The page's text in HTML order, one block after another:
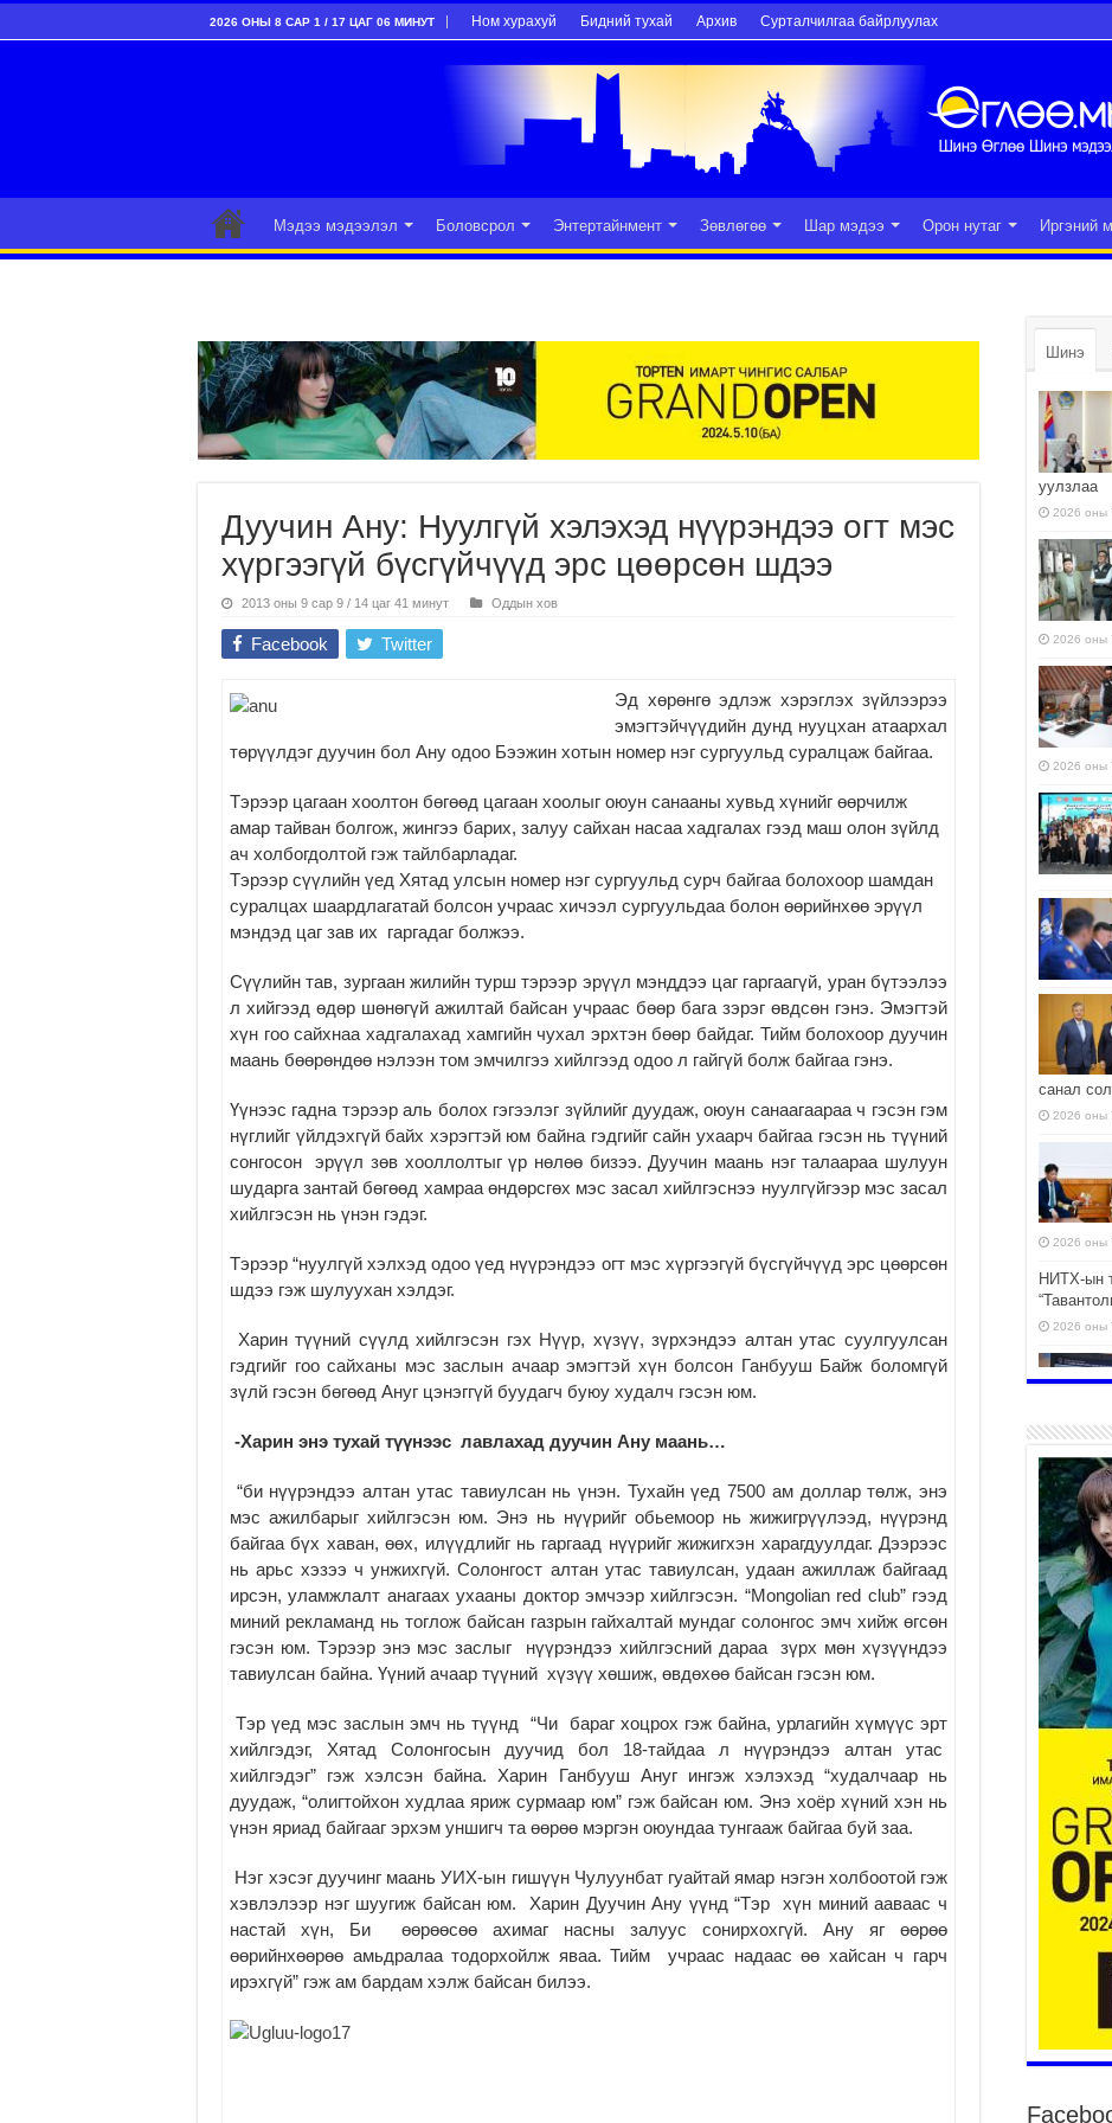
2026 ОНЫ 8 САР 1 / 17 ЦАГ 06 МИНУТ Ном хурахуй Бидний тухай Архив Сурталчилгаа байрлуулах
Мэдээ мэдээлэл Боловсрол Энтертайнмент Зөвлөгөө Шар мэдээ Орон нутаг Иргэний
Дуучин Ану: Нуулгүй хэлэхэд нүүрэндээ огт мэс
хүргээгүй бүсгүйчүүд эрс цөөрсөн шдээ
2013 оны 9 сар 9 / 14 цаг 41 минут Оддын хов
Facebook Twitter
Эд хөрөнгө эдлэж хэрэглэх зүйлээрээ
эмэгтэйчүүдийн дунд нууцхан атаархал
төрүүлдэг дуучин бол Ану одоо Бээжин хотын номер нэг сургуульд суралцаж байгаа.
Тэрээр цагаан хоолтон бөгөөд цагаан хоолыг оюун санааны хувьд хүнийг өөрчилж
амар тайван болгож, жингээ барих, залуу сайхан насаа хадгалах гээд маш олон зүйлд
ач холбогдолтой гэж тайлбарладаг.
Тэрээр сүүлийн үед Хятад улсын номер нэг сургуульд сурч байгаа болохоор шамдан
суралцах шаардлагатай болсон учраас хичээл сургуульдаа болон өөрийнхөө эрүүл
мэндэд цаг зав их гаргадаг болжээ.
Сүүлийн тав, зургаан жилийн турш тэрээр эрүүл мэнддээ цаг гаргаагүй, уран бүтээлээ
л хийгээд өдөр шөнөгүй ажилтай байсан учраас бөөр бага зэрэг өвдсөн гэнэ. Эмэгтэй
хүн гоо сайхнаа хадгалахад хамгийн чухал эрхтэн бөөр байдаг. Тийм болохоор дуучин
маань бөөрөндөө нэлээн том эмчилгээ хийлгээд одоо л гайгүй болж байгаа гэнэ.
Үүнээс гадна тэрээр аль болох гэгээлэг зүйлийг дуудаж, оюун санаагаараа ч гэсэн гэм
нүглийг үйлдэхгүй байх хэрэгтэй юм байна гэдгийг сайн ухаарч байгаа гэсэн нь түүний
сонгосон эрүүл зөв хооллолтыг үр нөлөө бизээ. Дуучин маань нэг талаараа шулуун
шударга зантай бөгөөд хамраа өндөрсгөх мэс засал хийлгэснээ нуулгүйгээр мэс засал
хийлгэсэн нь үнэн гэдэг.
Тэрээр “нуулгүй хэлхэд одоо үед нүүрэндээ огт мэс хүргээгүй бүсгүйчүүд эрс цөөрсөн
шдээ гэж шулуухан хэлдэг.
Харин түүний сүүлд хийлгэсэн гэх Нүүр, хүзүү, зүрхэндээ алтан утас суулгуулсан
гэдгийг гоо сайханы мэс заслын ачаар эмэгтэй хүн болсон Ганбууш Байж боломгүй
зүлй гэсэн бөгөөд Ануг цэнэггүй буудагч буюу худалч гэсэн юм.
-Харин энэ тухай түүнээс лавлахад дуучин Ану маань…
“би нүүрэндээ алтан утас тавиулсан нь үнэн. Тухайн үед 7500 ам доллар төлж, энэ
мэс ажилбарыг хийлгэсэн юм. Энэ нь нүүрийг обьемоор нь жижигрүүлээд, нүүрэнд
байгаа бүх хаван, өөх, илүүдлийг нь гаргаад нүүрийг жижигхэн харагдуулдаг. Дээрээс
нь арьс хэзээ ч унжихгүй. Солонгост алтан утас тавиулсан, удаан ажиллаж байгаад
ирсэн, уламжлалт анагаах ухааны доктор эмчээр хийлгэсэн. “Mongolian red club” гээд
миний рекламанд нь тоглож байсан газрын гайхалтай мундаг солонгос эмч хийж өгсөн
гэсэн юм. Тэрээр энэ мэс заслыг нүүрэндээ хийлгэсний дараа зүрх мөн хүзүүндээ
тавиулсан байна. Үүний ачаар түүний хүзүү хөшиж, өвдөхөө байсан гэсэн юм.
Тэр үед мэс заслын эмч нь түүнд “Чи бараг хоцрох гэж байна, урлагийн хүмүүс эрт
хийлгэдэг, Хятад Солонгосын дуучид бол 18-тайдаа л нүүрэндээ алтан утас
хийлгэдэг” гэж хэлсэн байна. Харин Ганбууш Ануг ингэж хэлэхэд “худалчаар нь
дуудаж, “олигтойхон худлаа яриж сурмаар юм” гэж байсан юм. Энэ хоёр хүний хэн нь
үнэн яриад байгааг эрхэм уншигч та өөрөө мэргэн оюундаа тунгааж байгаа буй заа.
Нэг хэсэг дуучинг маань УИХ-ын гишүүн Чулуунбат гуайтай ямар нэгэн холбоотой гэж
хэвлэлээр нэг шуугиж байсан юм. Харин Дуучин Ану үүнд “Тэр хүн миний ааваас ч
настай хүн, Би өөрөөсөө ахимаг насны залуус сонирхохгүй. Ану яг өөрөө
өөрийнхөөрөө амьдралаа тодорхойлж яваа. Тийм учраас надаас өө хайсан ч гарч
ирэхгүй” гэж ам бардам хэлж байсан билээ.
Шинэ
уулзлаа
2026 оны
2026 оны
2026 оны
санал
2026 оны
2026 оны
НИТХ-ын
2026 оны
2026 оны
2026 оны
байна
2026 оны
Бүгд
тээвэр,
2026 оны
Шадар
нарийн